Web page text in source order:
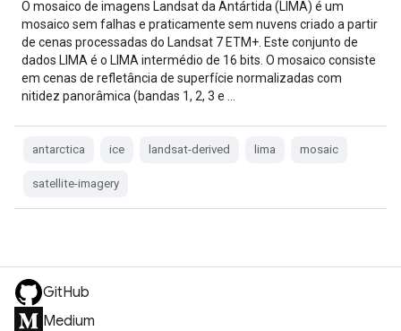
O mosaico de imagens Landsat da Antártida (LIMA) é um
mosaico sem falhas e praticamente sem nuvens criado a partir
de cenas processadas do Landsat 7 ETM+. Este conjunto de
dados LIMA é o LIMA intermédio de 16 bits. O mosaico consiste
em cenas de refletância de superfície normalizadas com
nitidez panorâmica (bandas 1, 2, 3 e …
antarctica ice landsat-derived lima mosaic
satellite-imagery
GitHub
Medium